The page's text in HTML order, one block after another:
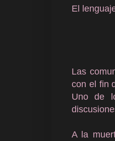
El
Las
con el fin
Uno de
A la